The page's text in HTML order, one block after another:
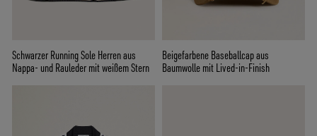
Schwarzer Running Sole Herren aus
Nappa- und Rauleder mit weißem Stern
Beigefarbene Baseballcap aus
Baumwolle mit Lived-in-Finish